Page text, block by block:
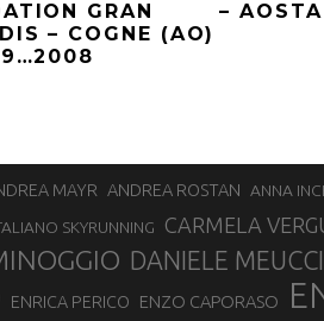
GRAN
– COGNE (AO)
–
MAYR ANDREA ROSTAN ANNA
SKYRUNNING CARMELA
DANIELE MEUCCI
ENRICA PERICO ENZO CAPORASO